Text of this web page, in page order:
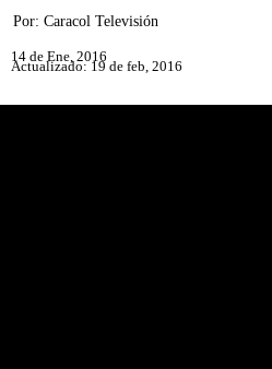
Por: Caracol Televisión
14 de Ene, 2016
Actualizado: 19 de feb, 2016